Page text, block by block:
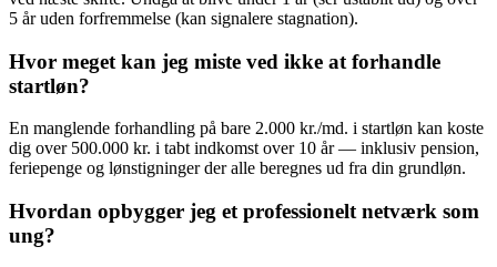
5 år uden forfremmelse (kan signalere stagnation).
Hvor meget kan jeg miste ved ikke at forhandle
startløn?
En manglende forhandling på bare 2.000 kr./md. i startløn kan koste
dig over 500.000 kr. i tabt indkomst over 10 år — inklusiv pension,
feriepenge og lønstigninger der alle beregnes ud fra din grundløn.
Hvordan opbygger jeg et professionelt netværk som
ung?